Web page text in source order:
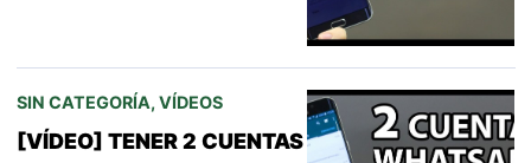
SIN CATEGORÍA, VÍDEOS
[VÍDEO] TENER 2 CUENTAS